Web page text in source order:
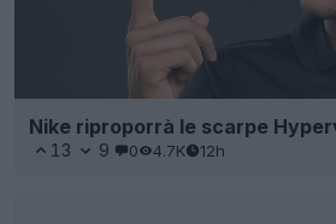
Nike riproporrà le scarpe
13 9 0 4.7K 12h